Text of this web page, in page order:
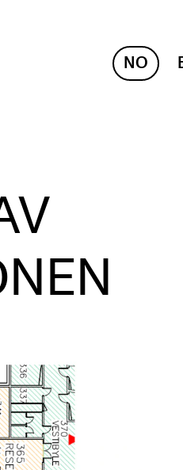
NO
STUDENTSTØTTE
Eksamen og vitnemål
Timeplaner og
Utvikling av studieplaner
Søknad og opptak